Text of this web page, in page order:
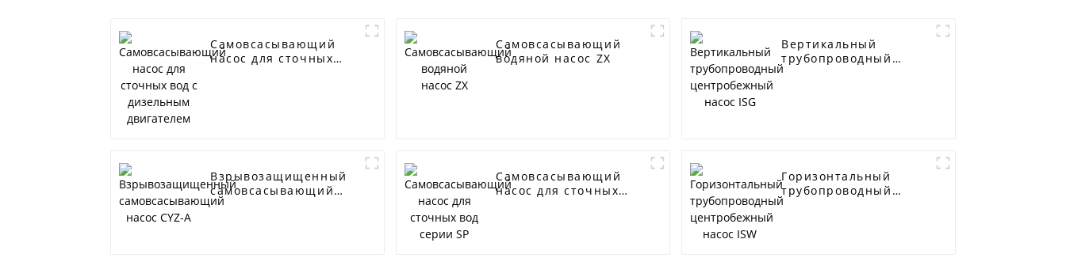
Самовсасывающий
насос для сточных
Самовсасывающий
водяной насос ZX
Вертикальный
трубопроводный
центробежный насос
Взрывозащищенный
самовсасывающий
насос CYZ-A
Самовсасывающий
насос для сточных
Горизонтальный
трубопроводный
центробежный насос